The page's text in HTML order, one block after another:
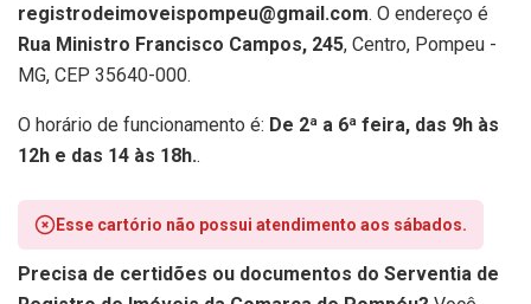
registrodeimoveispompeu@gmail.com. O endereço é
Rua Ministro Francisco Campos, 245, Centro, Pompeu -
MG, CEP 35640-000.
O horário de funcionamento é: De 2ª a 6ª feira, das 9h às
12h e das 14 às 18h..
Esse cartório não possui atendimento aos sábados.
Precisa de certidões ou documentos do Serventia de